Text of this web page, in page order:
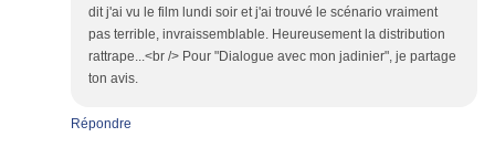
dit j'ai vu le film lundi soir et j'ai trouvé le scénario vraiment
pas terrible, invraissemblable. Heureusement la distribution
rattrape...<br /> Pour "Dialogue avec mon jadinier", je partage
ton avis.
Répondre